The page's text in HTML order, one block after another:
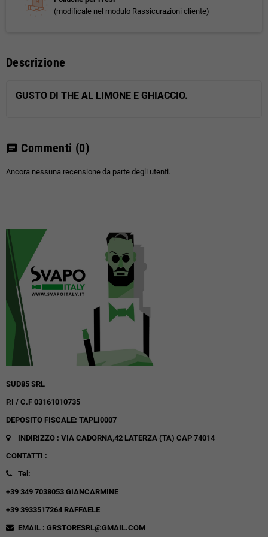
(modificale nel modulo Rassicurazioni cliente)
Descrizione
GUSTO DI THE AL LIMONE E GHIACCIO.
chat Commenti (0)
Ancora nessuna recensione da parte degli utenti.
SUD85 SRL
P.I / C.F 03161010735
DEPOSITO FISCALE: TAPLI0007
INDIRIZZO : VIA CADORNA,42 LATERZA (TA) CAP 74014
CONTATTI :
Tel:
+39 349 7038053 GIANCARMINE
+39 3933517264 RAFFAELE
EMAIL : GRSTORESRL@GMAIL.COM